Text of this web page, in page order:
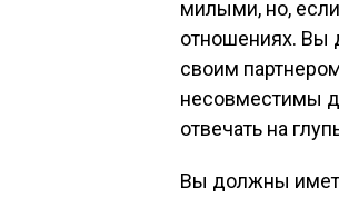
милыми, но,
отношениях. Вы
своим
несовместимы
отвечать на
Вы должны